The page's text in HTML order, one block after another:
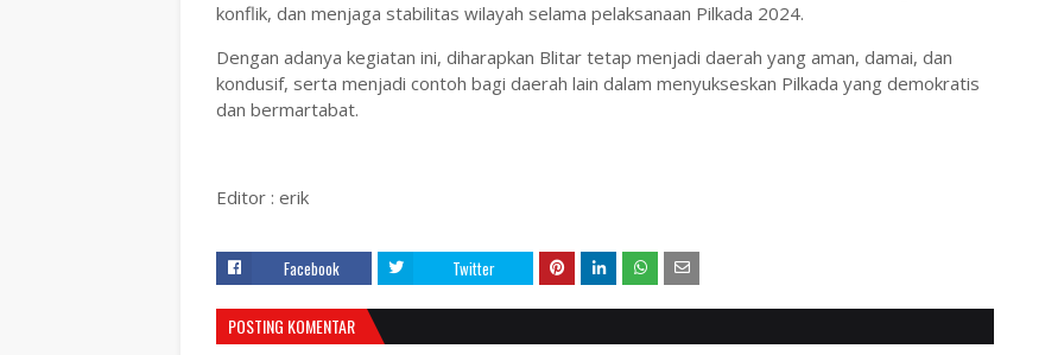
konflik, dan menjaga stabilitas wilayah selama pelaksanaan Pilkada 2024.
Dengan adanya kegiatan ini, diharapkan Blitar tetap menjadi daerah yang aman, damai, dan
kondusif, serta menjadi contoh bagi daerah lain dalam menyukseskan Pilkada yang demokratis
dan bermartabat.
Editor : erik
Facebook Twitter
POSTING KOMENTAR